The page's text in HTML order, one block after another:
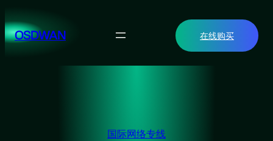
至
内OSDWAN 在线购买
国际网络专线